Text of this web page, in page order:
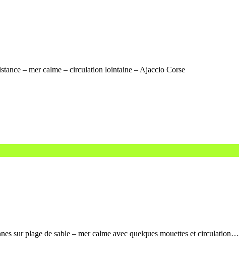
– mer calme – circulation lointaine – Ajaccio Corse
sur plage de sable – mer calme avec quelques mouettes et circulation…